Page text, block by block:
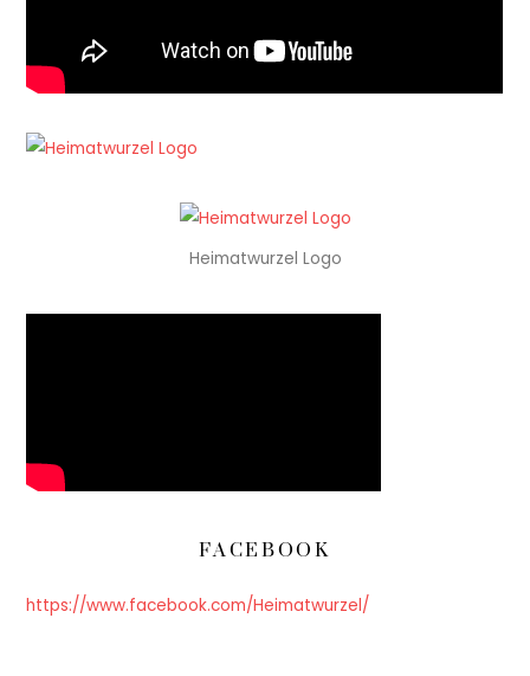
Heimatwurzel Logo
FACEBOOK
https://www.facebook.com/Heimatwurzel/